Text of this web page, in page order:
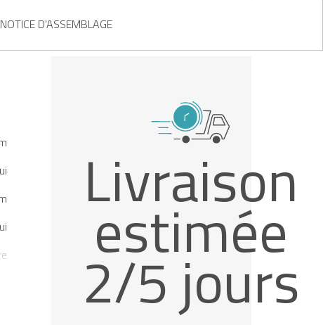
NOTICE D'ASSEMBLAGE
Livraison
estimée
2/5 jours